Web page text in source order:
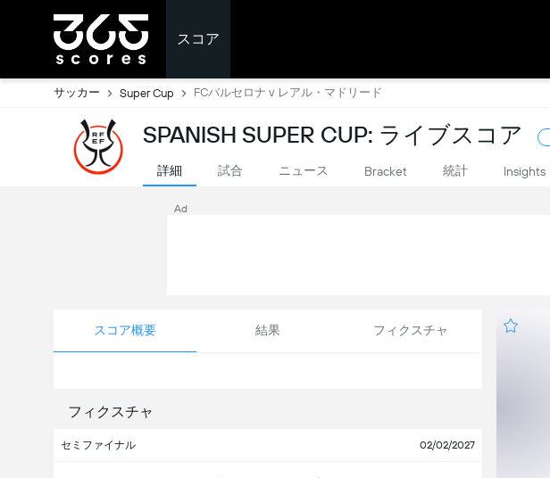
スコア
サッカー Super Cup FCバルセロナ v レアル・マドリード
SPANISH SUPER CUP: ライブスコア
詳細 試合 ニュース Bracket 統計 Insights
Ad
スコア概要 結果 フィクスチャ
フィクスチャ
セミファイナル 02/02/2027